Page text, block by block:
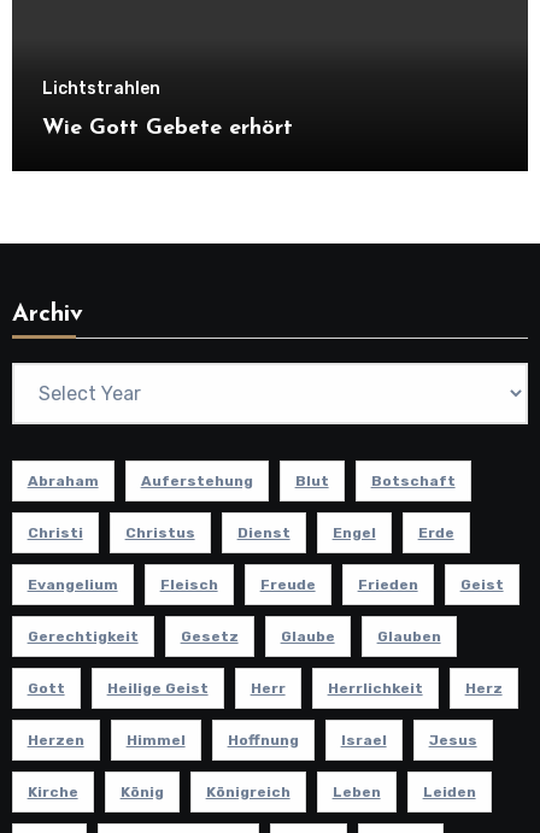
Lichtstrahlen
Wie Gott Gebete erhört
Archiv
Abraham Auferstehung Blut Botschaft
Christi Christus Dienst Engel Erde
Evangelium Fleisch Freude Frieden Geist
Gerechtigkeit Gesetz Glaube Glauben
Gott Heilige Geist Herr Herrlichkeit Herz
Herzen Himmel Hoffnung Israel Jesus
Kirche König Königreich Leben Leiden